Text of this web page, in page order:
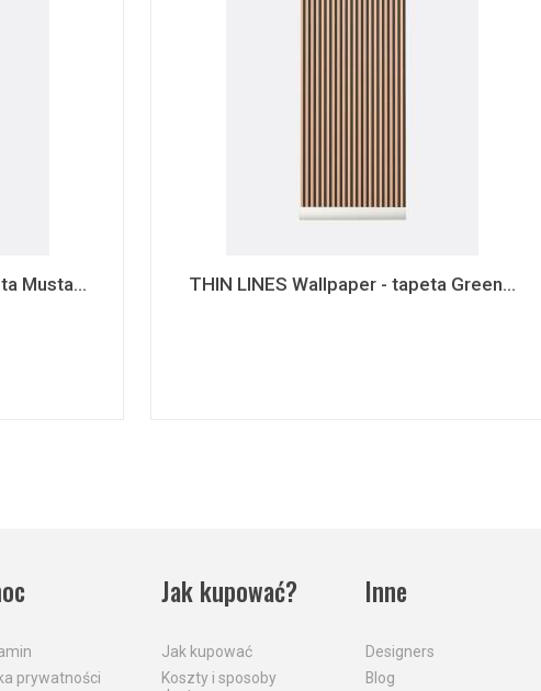
Musta... THIN LINES Wallpaper - tapeta Green...
prywatności
Jak kupować?
Jak kupować
Koszty i sposoby
Inne
Designers
Blog